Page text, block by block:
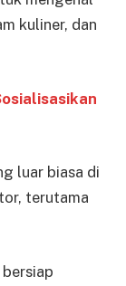
kuliner, dan
luar biasa di
terutama